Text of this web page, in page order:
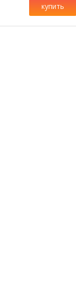
купить